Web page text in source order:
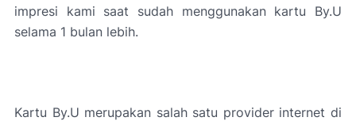
impresi kami saat sudah menggunakan kartu By.U
selama 1 bulan lebih.
Kartu By.U merupakan salah satu provider internet di